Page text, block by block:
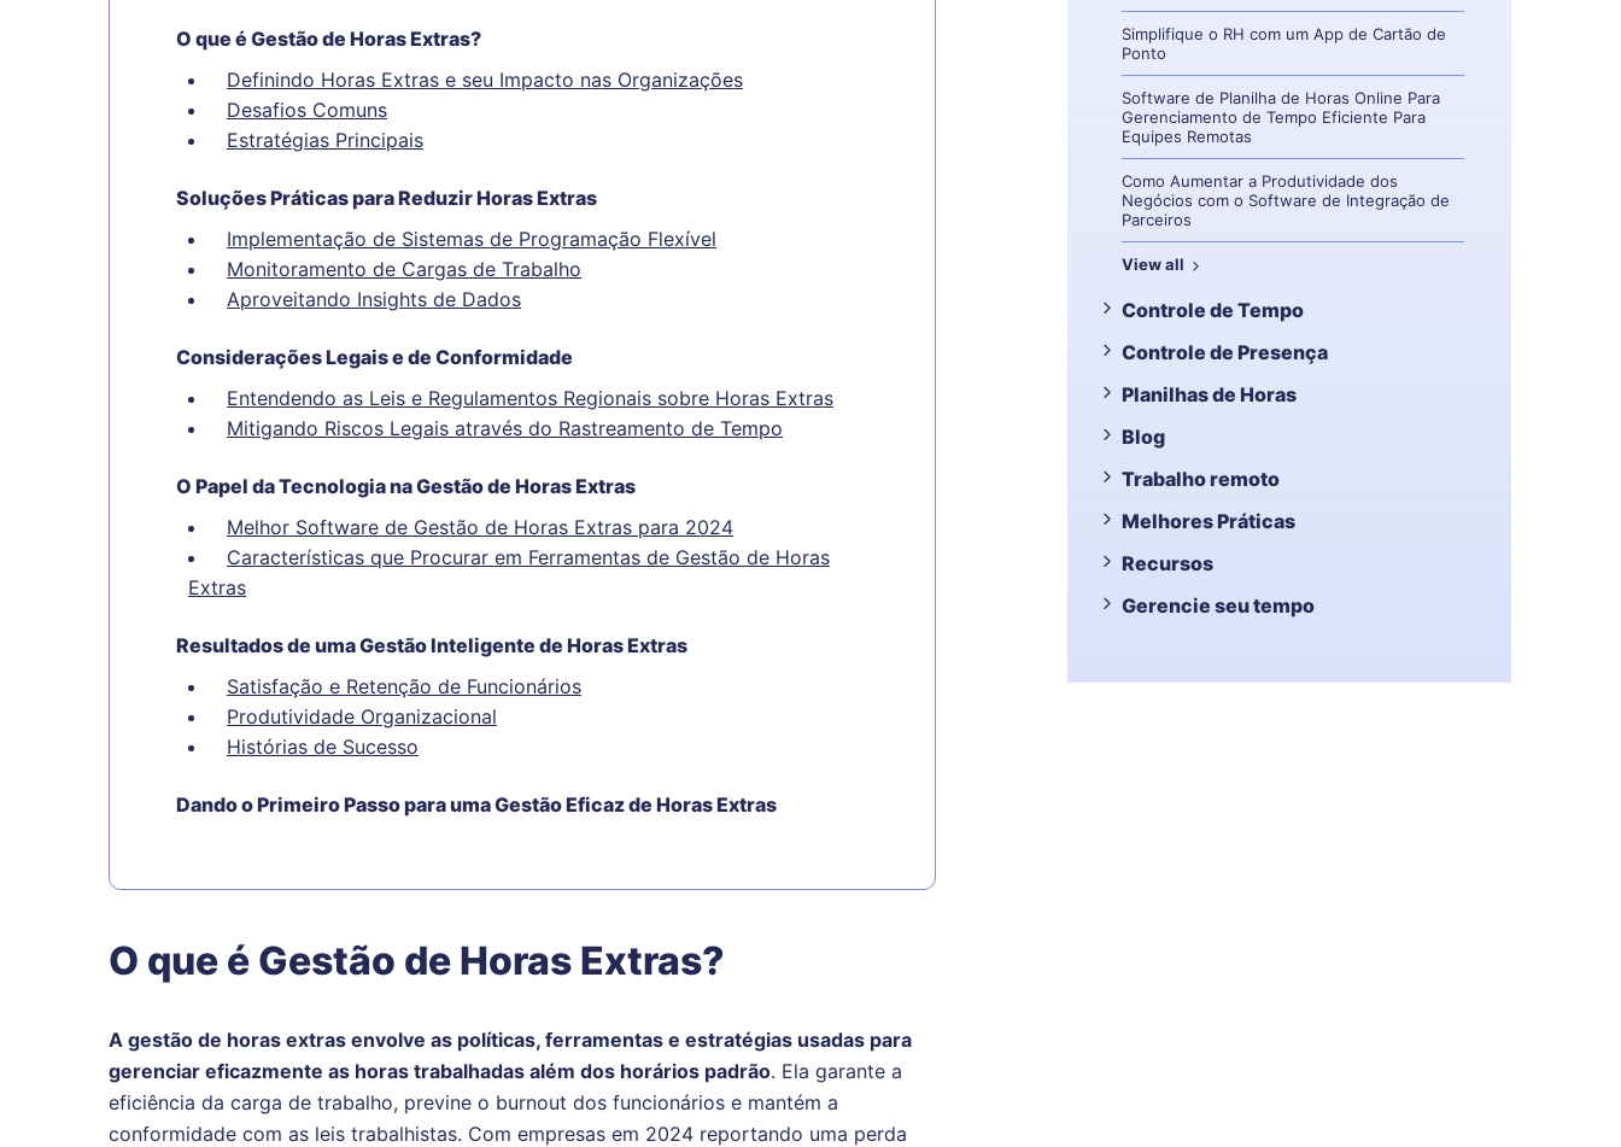
O que é Gestão de Horas Extras?
Definindo Horas Extras e seu Impacto nas Organizações
Desafios Comuns
Estratégias Principais
Soluções Práticas para Reduzir Horas Extras
Implementação de Sistemas de Programação Flexível
Monitoramento de Cargas de Trabalho
Aproveitando Insights de Dados
Considerações Legais e de Conformidade
Entendendo as Leis e Regulamentos Regionais sobre Horas Extras
Mitigando Riscos Legais através do Rastreamento de Tempo
O Papel da Tecnologia na Gestão de Horas Extras
Melhor Software de Gestão de Horas Extras para 2024
Características que Procurar em Ferramentas de Gestão de Horas
Extras
Resultados de uma Gestão Inteligente de Horas Extras
Satisfação e Retenção de Funcionários
Produtividade Organizacional
Histórias de Sucesso
Dando o Primeiro Passo para uma Gestão Eficaz de Horas Extras
O que é Gestão de Horas Extras?
A gestão de horas extras envolve as políticas, ferramentas e estratégias usadas para
gerenciar eficazmente as horas trabalhadas além dos horários padrão. Ela garante a
eficiência da carga de trabalho, previne o burnout dos funcionários e mantém a
conformidade com as leis trabalhistas. Com empresas em 2024 reportando uma perda
Simplifique o RH com um App de Cartão de
Ponto
Software de Planilha de Horas Online Para
Gerenciamento de Tempo Eficiente Para
Equipes Remotas
Como Aumentar a Produtividade dos
Negócios com o Software de Integração de
Parceiros
View all
Controle de Tempo
Controle de Presença
Planilhas de Horas
Blog
Trabalho remoto
Melhores Práticas
Recursos
Gerencie seu tempo